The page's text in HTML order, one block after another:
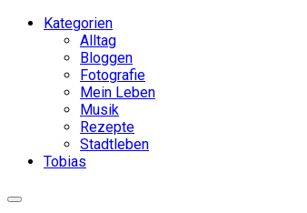
Kategorien
Alltag
Bloggen
Fotografie
Mein Leben
Musik
Rezepte
Stadtleben
Tobias